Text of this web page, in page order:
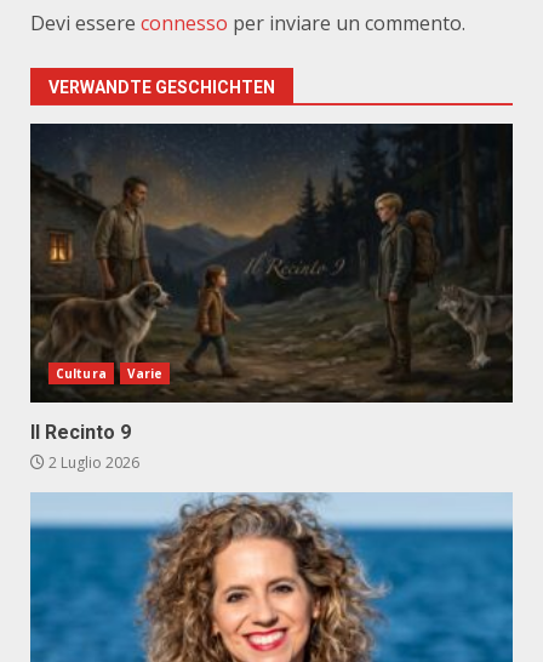
Devi essere connesso per inviare un commento.
VERWANDTE GESCHICHTEN
Cultura Varie
Il Recinto 9
2 Luglio 2026